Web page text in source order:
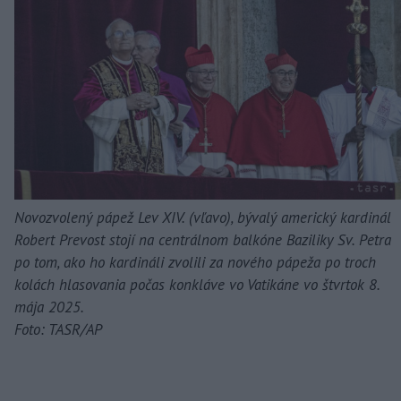
Novozvolený pápež Lev XIV. (vľavo), bývalý americký kardinál
Robert Prevost stojí na centrálnom balkóne Baziliky Sv. Petra
po tom, ako ho kardináli zvolili za nového pápeža po troch
kolách hlasovania počas konkláve vo Vatikáne vo štvrtok 8.
mája 2025.
Foto: TASR/AP